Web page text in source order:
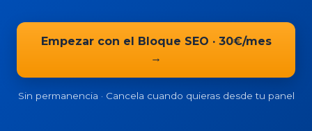
Empezar con el Bloque SEO · 30€/mes
→
Sin permanencia · Cancela cuando quieras desde tu panel